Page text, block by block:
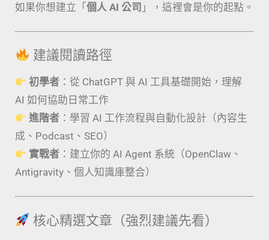
如果你想建立「 個人 AI 公司 」，這裡會是你的起點。
建議閱讀路徑
初學者 ：從 ChatGPT 與 AI 工具基礎開始，理解
AI 如何協助日常工作
進階者 ：學習 AI 工作流程與自動化設計（內容生
成、Podcast、SEO）
實戰者 ：建立你的 AI Agent 系統（OpenClaw、
Antigravity、個人知識庫整合）
核心精選文章（強烈建議先看）